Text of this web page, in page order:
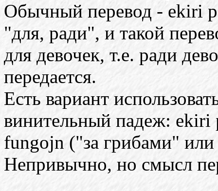
Обычный перевод - ekiri
"для, ради", и такой
для девочек, т.е. ради
передается.
Есть вариант
винительный падеж:
fungojn ("за грибами"
Непривычно, но смысл